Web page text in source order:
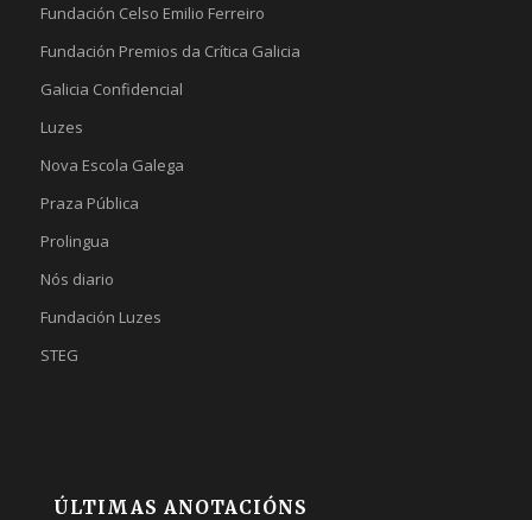
Fundación Celso Emilio Ferreiro
Fundación Premios da Crítica Galicia
Galicia Confidencial
Luzes
Nova Escola Galega
Praza Pública
Prolingua
Nós diario
Fundación Luzes
STEG
ÚLTIMAS ANOTACIÓNS